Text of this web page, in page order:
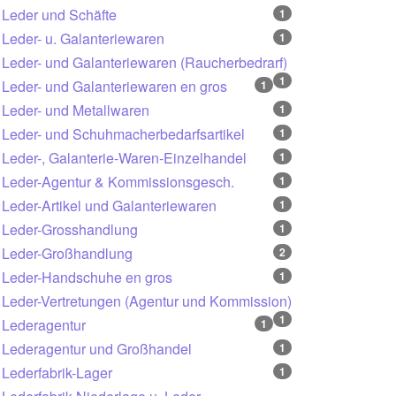
Leder und Schäfte 1
Leder- u. Galanteriewaren 1
Leder- und Galanteriewaren (Raucherbedrarf)
1
Leder- und Galanteriewaren en gros 1
Leder- und Metallwaren 1
Leder- und Schuhmacherbedarfsartikel 1
Leder-, Galanterie-Waren-Einzelhandel 1
Leder-Agentur & Kommissionsgesch. 1
Leder-Artikel und Galanteriewaren 1
Leder-Grosshandlung 1
Leder-Großhandlung 2
Leder-Handschuhe en gros 1
Leder-Vertretungen (Agentur und Kommission)
1
Lederagentur 1
Lederagentur und Großhandel 1
Lederfabrik-Lager 1